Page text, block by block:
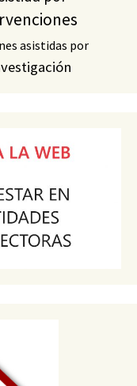
asistidas por